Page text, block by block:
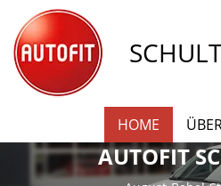
HOME
AUTOFIT